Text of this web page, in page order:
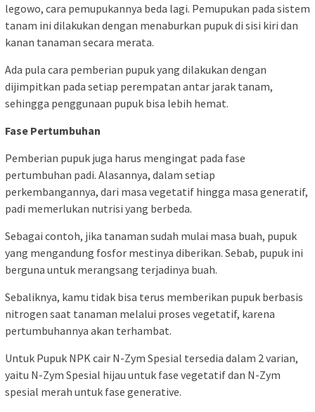
legowo, cara pemupukannya beda lagi. Pemupukan pada sistem
tanam ini dilakukan dengan menaburkan pupuk di sisi kiri dan
kanan tanaman secara merata.
Ada pula cara pemberian pupuk yang dilakukan dengan
dijimpitkan pada setiap perempatan antar jarak tanam,
sehingga penggunaan pupuk bisa lebih hemat.
Fase Pertumbuhan
Pemberian pupuk juga harus mengingat pada fase
pertumbuhan padi. Alasannya, dalam setiap
perkembangannya, dari masa vegetatif hingga masa generatif,
padi memerlukan nutrisi yang berbeda.
Sebagai contoh, jika tanaman sudah mulai masa buah, pupuk
yang mengandung fosfor mestinya diberikan. Sebab, pupuk ini
berguna untuk merangsang terjadinya buah.
Sebaliknya, kamu tidak bisa terus memberikan pupuk berbasis
nitrogen saat tanaman melalui proses vegetatif, karena
pertumbuhannya akan terhambat.
Untuk Pupuk NPK cair N-Zym Spesial tersedia dalam 2 varian,
yaitu N-Zym Spesial hijau untuk fase vegetatif dan N-Zym
spesial merah untuk fase generative.